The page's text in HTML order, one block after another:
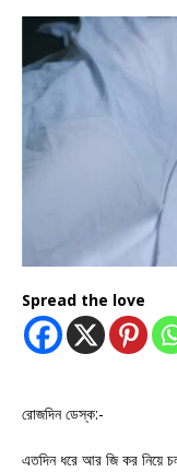
Spread the love
রোজদিন ডেস্ক:-
এতদিন ধরে আর জি কর নিয়ে